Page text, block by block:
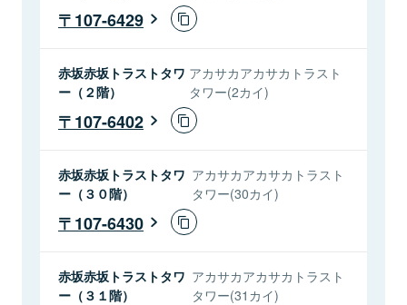
107-6429
赤坂赤坂トラストタワ
ー（２階）
アカサカアカサカトラスト
タワー(2カイ)
107-6402
赤坂赤坂トラストタワ
ー（３０階）
アカサカアカサカトラスト
タワー(30カイ)
107-6430
赤坂赤坂トラストタワ
ー（３１階）
アカサカアカサカトラスト
タワー(31カイ)